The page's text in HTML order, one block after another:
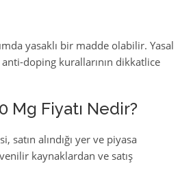
yasaklı bir madde olabilir. Yasal
doping kurallarının dikkatlice
Mg Fiyatı Nedir?
alındığı yer ve piyasa
kaynaklardan ve satış